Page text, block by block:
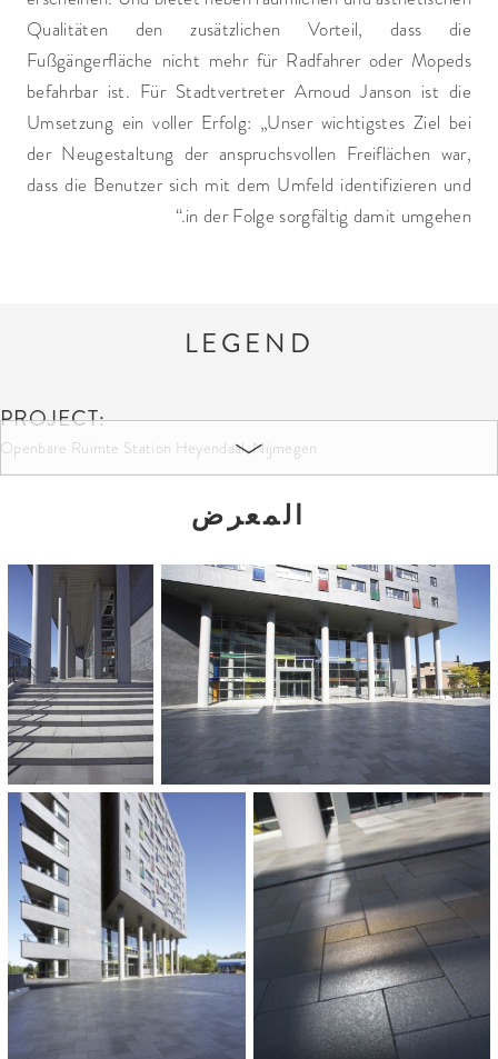
Qualitäten den zusätzlichen Vorteil, dass die
Fußgängerfläche nicht mehr für Radfahrer oder Mopeds
befahrbar ist. Für Stadtvertreter Arnoud Janson ist die
Umsetzung ein voller Erfolg: „Unser wichtigstes Ziel bei
der Neugestaltung der anspruchsvollen Freiflächen war,
dass die Benutzer sich mit dem Umfeld identifizieren und
in der Folge sorgfältig damit umgehen.“
LEGEND
PROJECT:
Openbare Ruimte Station Heyendaal, Nijmegen
COLOURS AND SIZES:
50 x 50 x 8 cm
25 x 25 x 8 cm
ARCHITECT:
AGS Architekten & Planners, Heerlen
BUILDER:
SSHN, Nijmegen
AREA:
3.800 m²
COMPLETION:
المعرض